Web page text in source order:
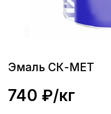
Эмаль СК-МЕТ
740 ₽/кг